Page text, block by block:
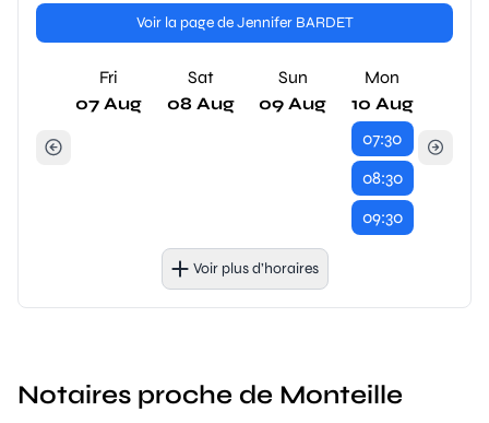
Voir la page de Jennifer BARDET
Fri
07 Aug
Sat
08 Aug
Sun
09 Aug
Mon
10 Aug
07:30
08:30
09:30
Voir plus d’horaires
Notaires proche de Monteille